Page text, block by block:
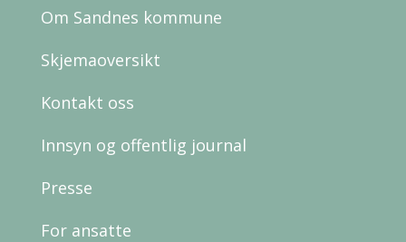
Om Sandnes kommune
Skjemaoversikt
Kontakt oss
Innsyn og offentlig journal
Presse
For ansatte